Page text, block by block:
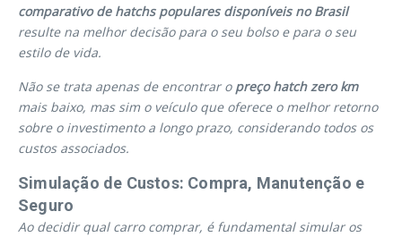
comparativo de hatchs populares disponíveis no Brasil
resulte na melhor decisão para o seu bolso e para o seu
estilo de vida.
Não se trata apenas de encontrar o preço hatch zero km
mais baixo, mas sim o veículo que oferece o melhor retorno
sobre o investimento a longo prazo, considerando todos os
custos associados.
Simulação de Custos: Compra, Manutenção e
Seguro
Ao decidir qual carro comprar, é fundamental simular os